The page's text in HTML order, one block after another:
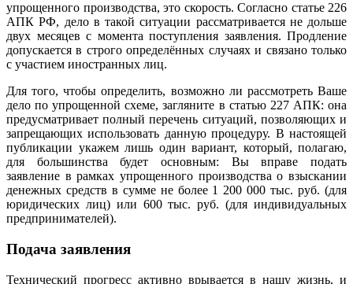
упрощенного производства, это скорость. Согласно статье 226
АПК РФ, дело в такой ситуации рассматривается не дольше
двух месяцев с момента поступления заявления. Продление
допускается в строго определённых случаях и связано только
с участием иностранных лиц.
Для того, чтобы определить, возможно ли рассмотреть Ваше
дело по упрощенной схеме, загляните в статью 227 АПК: она
предусматривает полный перечень ситуаций, позволяющих и
запрещающих использовать данную процедуру. В настоящей
публикации укажем лишь один вариант, который, полагаю,
для большинства будет основным: Вы вправе подать
заявление в рамках упрощенного производства о взыскании
денежных средств в сумме не более 1 200 000 тыс. руб. (для
юридических лиц) или 600 тыс. руб. (для индивидуальных
предпринимателей).
Подача заявления
Технический прогресс активно врывается в нашу жизнь, и